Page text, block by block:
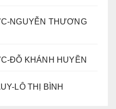
NGUYỄN THƯƠNG
ĐỖ KHÁNH HUYỀN
LÔ THỊ BÌNH